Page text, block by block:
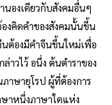
นองเดียวกับสังคมอื่นๆ
องคิดคำของสังคมนั้นขึ้น
ต้องมีคำจีนขึ้นใหม่เพื่อ
าวไว้ อนึ่ง ต้นตำราของ
าษายุโรป ผู้ที่ต้องการ
าหนึ่งภาษาใดแห่ง